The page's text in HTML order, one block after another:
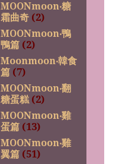
MOONmoon‧糖
霜曲奇 (2)
MOONmoon‧鴨
鴨篇 (2)
Moonmoon‧韓食
篇 (7)
MOONmoon‧翻
糖蛋糕 (2)
MOONmoon‧雞
蛋篇 (13)
MOONmoon‧雞
翼篇 (51)